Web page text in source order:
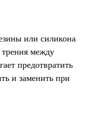
или силикона
трения между
предотвратить
и заменить при